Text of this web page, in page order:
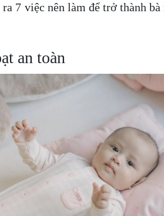
7 việc nên làm để trở thành
an toàn